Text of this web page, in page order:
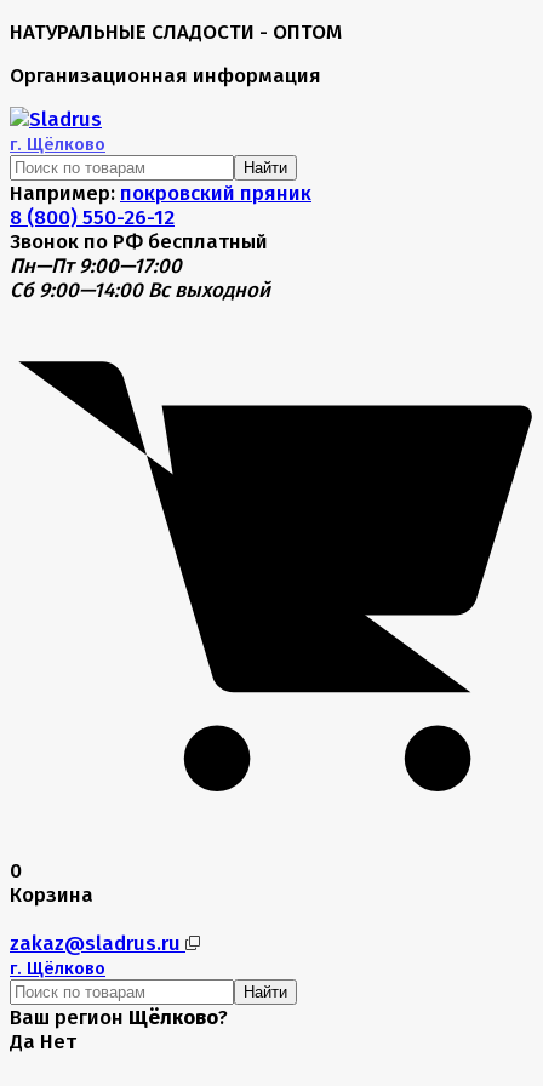
НАТУРАЛЬНЫЕ СЛАДОСТИ - ОПТОМ
Организационная информация
г. Щёлково
Найти
Например: покровский пряник
8 (800) 550-26-12
Звонок по РФ бесплатный
Пн—Пт 9:00—17:00
Сб 9:00—14:00 Вс выходной
0
Корзина
zakaz@sladrus.ru
г. Щёлково
Найти
Ваш регион Щёлково?
Да Нет